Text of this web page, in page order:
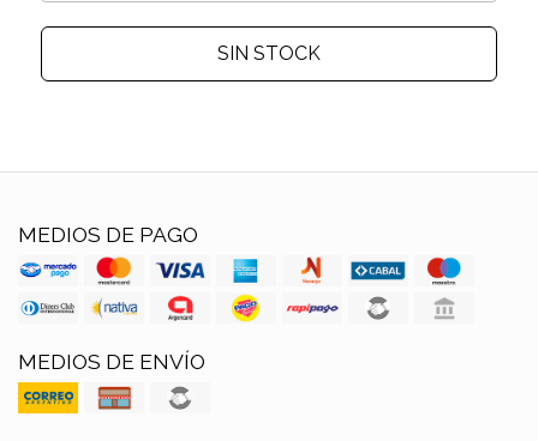
SIN STOCK
MEDIOS DE PAGO
MEDIOS DE ENVÍO